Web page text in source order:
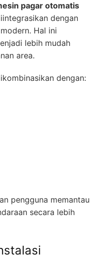
pagar otomatis
dengan
Hal ini
lebih mudah
area.
dengan:
pengguna memantau
secara lebih